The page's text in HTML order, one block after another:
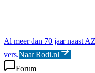
Al meer dan 70 jaar naast AZ
vers.Naar Rodi.nl
Forum